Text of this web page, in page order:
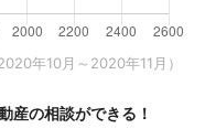
年10月～2020年11月）
産の相談ができる！